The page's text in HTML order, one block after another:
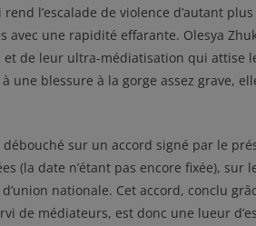
l’escalade de violence d’autant
avec une rapidité effarante. Olesya
de leur ultra-médiatisation qui attise
une blessure à la gorge assez grave,
sur un accord signé par le
(la date n’étant pas encore fixée),
nationale. Cet accord, conclu
de médiateurs, est donc une lueur